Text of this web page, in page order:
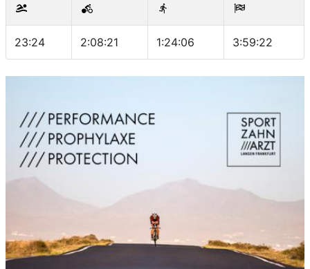
23:24 2:08:21 1:24:06 3:59:22